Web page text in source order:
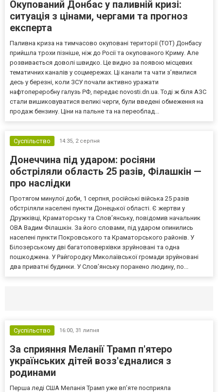
Окупований Донбас у паливній кризі:
ситуація з цінами, чергами та прогноз
експерта
Паливна криза на тимчасово окуповані території (ТОТ) Донбасу
прийшла трохи пізніше, ніж до Росії та окупованого Криму. Але
розвивається доволі швидко. Це видно за появою місцевих
тематичних каналів у соцмережах. Ці канали та чати з’явилися
десь у березні, коли ЗСУ почали активно уражати
нафтопереробну галузь РФ, передає novosti.dn.ua. Тоді ж біля АЗС
стали вишиковуватися великі черги, були введені обмеження на
продаж бензину. Ціни на пальне та на переоблад...
Суспільство 14:35, 2 серпня
Донеччина під ударом: росіяни
обстріляли область 25 разів, Філашкін —
про наслідки
Протягом минулої доби, 1 серпня, російські війська 25 разів
обстріляли населені пункти Донецької області. Є жертви у
Дружківці, Краматорську та Слов’янську, повідомив начальник
ОВА Вадим Філашкін. За його словами, під ударом опинились
населені пункти Покровського та Краматорського районів. У
Білозерському дві багатоповерхівки зруйновані та одна
пошкоджена. У Райгородку Миколаївської громади зруйновані
два приватні будинки. У Слов’янську поранено людину, по...
Суспільство 16:00, 31 липня
За сприяння Меланії Трамп п'ятеро
українських дітей возз'єдналися з
родинами
Перша леді США Меланія Трамп уже впʼяте посприяла